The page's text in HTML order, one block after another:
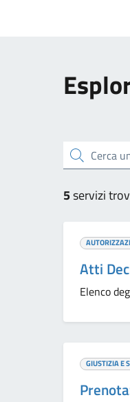
Cerca una parola chiave
5servizi
Atti
Elenco
GIUSTIZIA E